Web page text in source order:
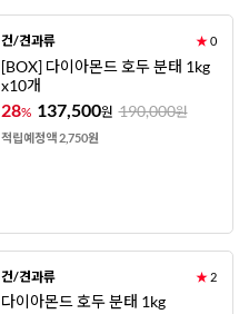
건/견과류 ★0
[BOX] 다이아몬드 호두 분태 1kg
x10개
28% 137,500원 190,000원
적립예정액 2,750원
건/견과류 ★ 2
다이아몬드 호두 분태 1kg